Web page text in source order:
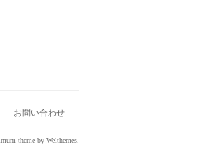
お問い合わせ
theme by Welthemes